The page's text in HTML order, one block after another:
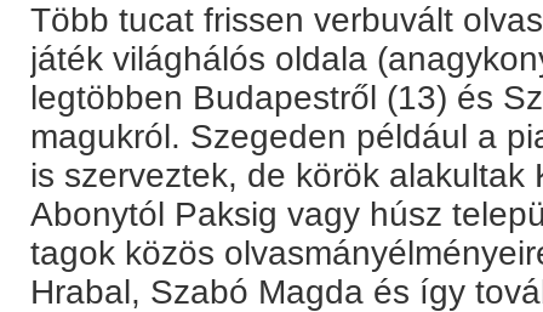
Több tucat frissen verbuvált
játék világhálós oldala
legtöbben Budapestről (13) és
magukról. Szegeden például a
is szerveztek, de körök alakultak
Abonytól Paksig vagy húsz
tagok közös
Hrabal, Szabó Magda és így